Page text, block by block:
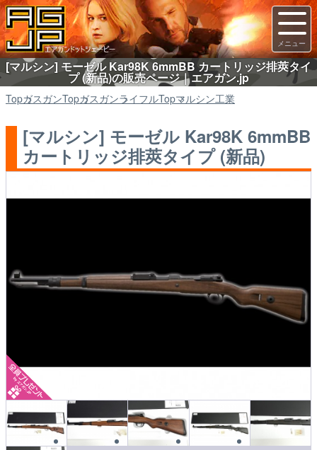
[マルシン] モーゼル Kar98K 6mmBB カートリッジ排莢タイ
プ (新品)の販売ページ｜エアガン.jp
TopガスガンTopガスガンライフルTopマルシン工業
[マルシン] モーゼル Kar98K 6mmBB
カートリッジ排莢タイプ (新品)